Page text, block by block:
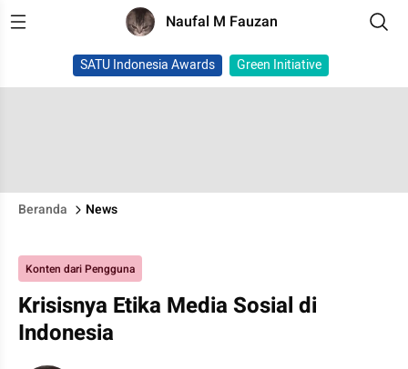
Naufal M Fauzan
SATU Indonesia Awards Green Initiative
Beranda News
Konten dari Pengguna
Krisisnya Etika Media Sosial di
Indonesia